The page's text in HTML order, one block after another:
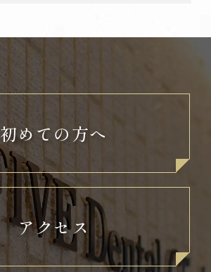
初めての方へ
アクセス